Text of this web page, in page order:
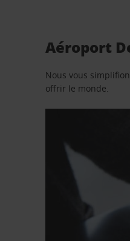
Aéroport
Nous vous
offrir le monde.